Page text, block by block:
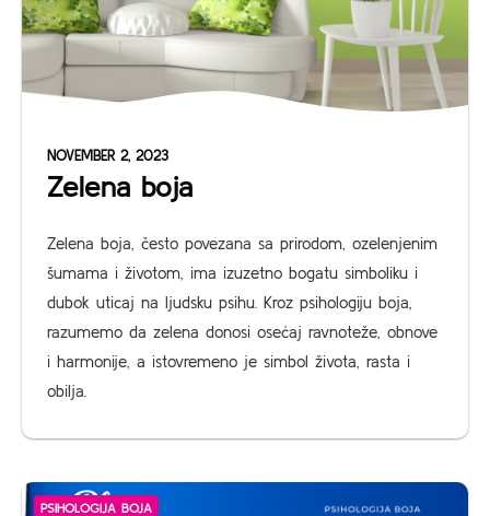
NOVEMBER 2, 2023
Zelena boja
Zelena boja, često povezana sa prirodom, ozelenjenim
šumama i životom, ima izuzetno bogatu simboliku i
dubok uticaj na ljudsku psihu. Kroz psihologiju boja,
razumemo da zelena donosi osećaj ravnoteže, obnove
i harmonije, a istovremeno je simbol života, rasta i
obilja.
PSIHOLOGIJA BOJA